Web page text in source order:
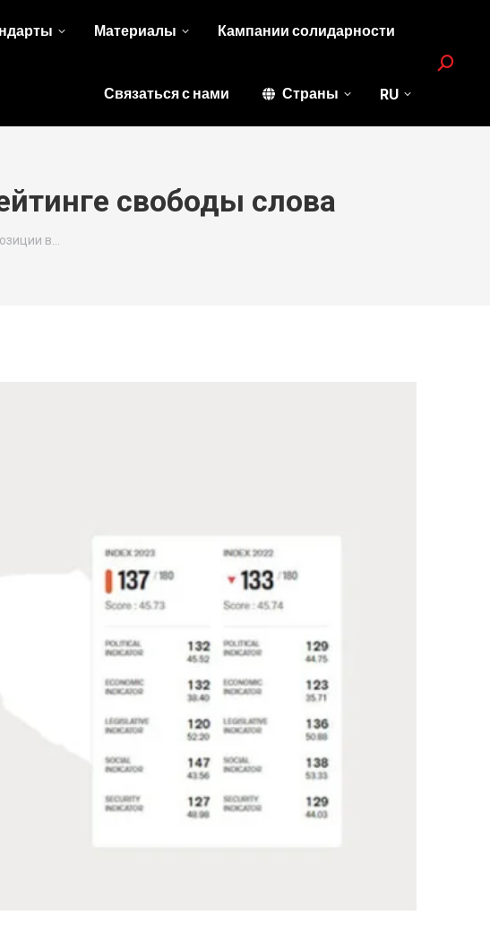
Материалы Кампании солидарности
Связаться с нами Страны RU
Search:
свободы слова
в…